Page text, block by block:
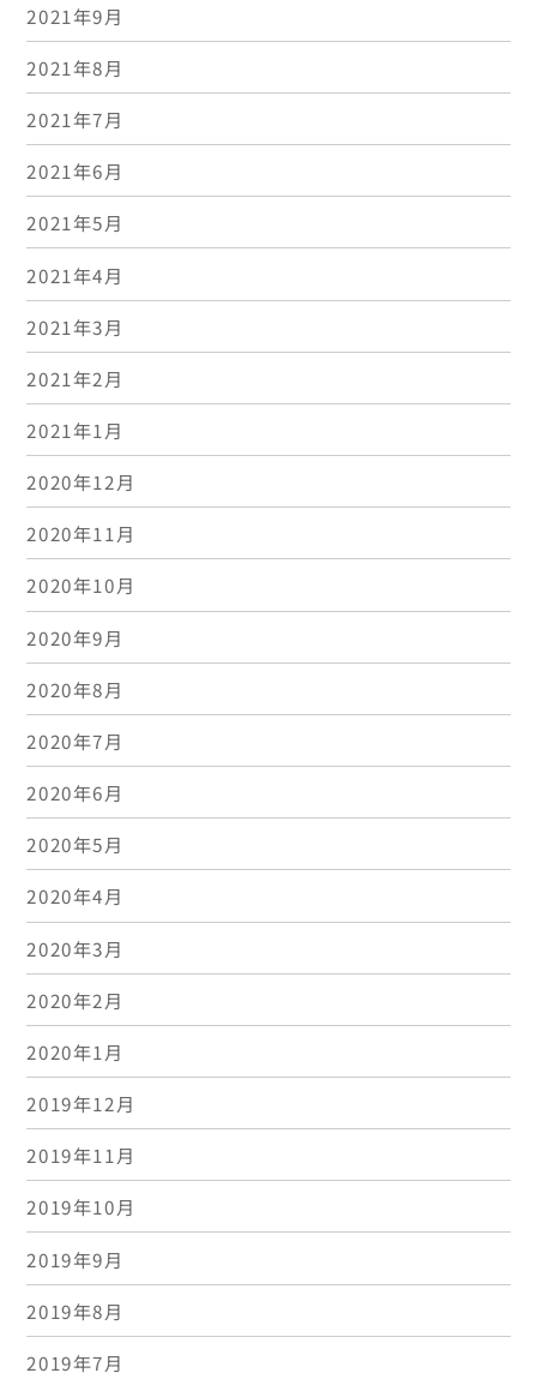
2021年9月
2021年8月
2021年7月
2021年6月
2021年5月
2021年4月
2021年3月
2021年2月
2021年1月
2020年12月
2020年11月
2020年10月
2020年9月
2020年8月
2020年7月
2020年6月
2020年5月
2020年4月
2020年3月
2020年2月
2020年1月
2019年12月
2019年11月
2019年10月
2019年9月
2019年8月
2019年7月